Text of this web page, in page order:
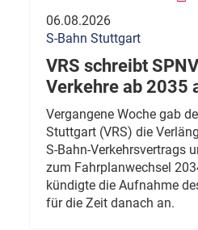
06.08.2026
S-Bahn Stuttgart
VRS schreibt
Verkehre ab 2035
Vergangene Woche gab
Stuttgart (VRS) die
S-Bahn-Verkehrsvertrags
zum Fahrplanwechsel
kündigte die Aufnahme
für die Zeit danach an.